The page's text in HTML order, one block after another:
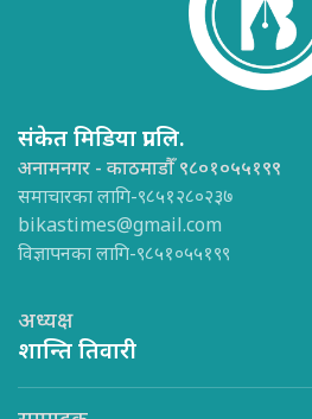
संकेत मिडिया प्रा.लि.
अनामनगर - काठमाडौँ ९८०१०५५१९९
समाचारका लागि-९८५१२८०२३७
bikastimes@gmail.com
विज्ञापनका लागि-९८५१०५५१९९
अध्यक्ष
शान्ति तिवारी